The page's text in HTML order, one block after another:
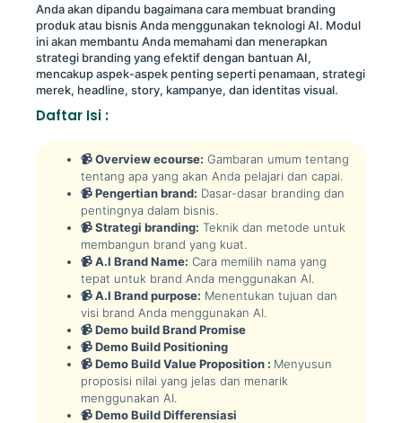
Anda akan dipandu bagaimana cara membuat branding
produk atau bisnis Anda menggunakan teknologi AI. Modul
ini akan membantu Anda memahami dan menerapkan
strategi branding yang efektif dengan bantuan AI,
mencakup aspek-aspek penting seperti penamaan, strategi
merek, headline, story, kampanye, dan identitas visual.
Daftar Isi :
📹 Overview ecourse: Gambaran umum tentang
tentang apa yang akan Anda pelajari dan capai.
📹 Pengertian brand: Dasar-dasar branding dan
pentingnya dalam bisnis.
📹 Strategi branding: Teknik dan metode untuk
membangun brand yang kuat.
📹 A.I Brand Name: Cara memilih nama yang
tepat untuk brand Anda menggunakan AI.
📹 A.I Brand purpose: Menentukan tujuan dan
visi brand Anda menggunakan AI.
📹 Demo build Brand Promise
📹 Demo Build Positioning
📹 Demo Build Value Proposition : Menyusun
proposisi nilai yang jelas dan menarik
menggunakan AI.
📹 Demo Build Differensiasi